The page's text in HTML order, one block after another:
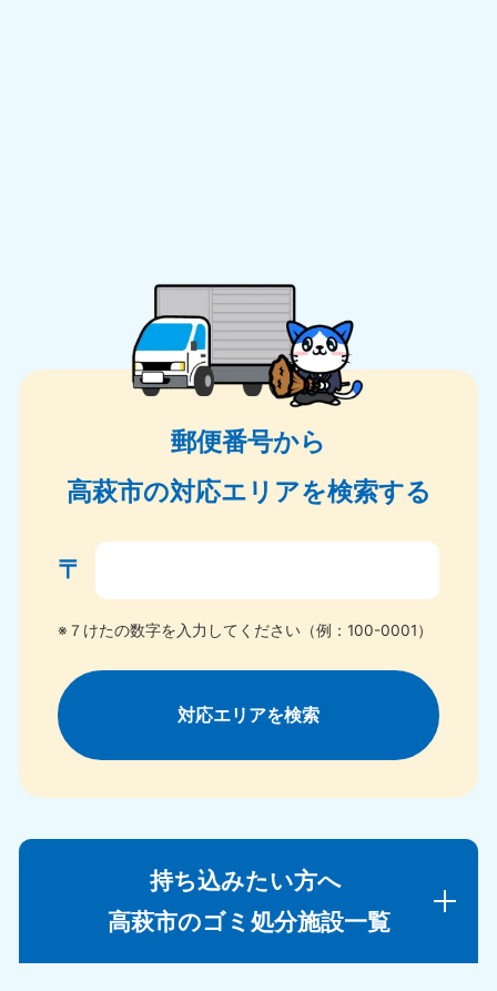
郵便番号から
高萩市の対応エリアを検索する
〒
※７けたの数字を入力してください（例：100-0001）
対応エリアを検索
持ち込みたい方へ
高萩市のゴミ処分施設一覧